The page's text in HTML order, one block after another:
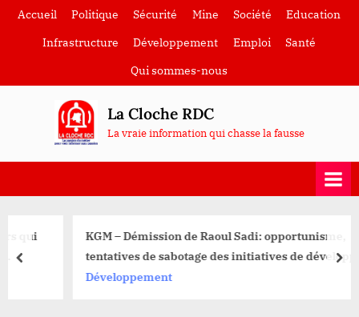
SkipAccueil Politique Sécurité Mine Société
Education
Infrastructure
Développement Emploi
Santé
Qui sommes-nous
La Cloche RDC
La vraie information qui chasse la fausse
KGM – Démission de Raoul Sadi: opportunisme,
tentatives de sabotage des initiatives de développement
en cours d’exécution, quels enjeux pour les projets
Développement
prev